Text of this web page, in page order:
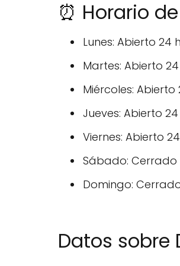
⏰ Horario de
Lunes: Abierto 24
Martes: Abierto
Miércoles: Abierto
Jueves: Abierto
Viernes: Abierto
Sábado: Cerrado
Domingo:
Datos sobre